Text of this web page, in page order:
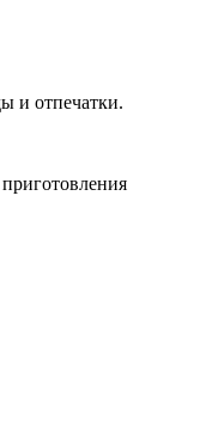
и отпечатки.